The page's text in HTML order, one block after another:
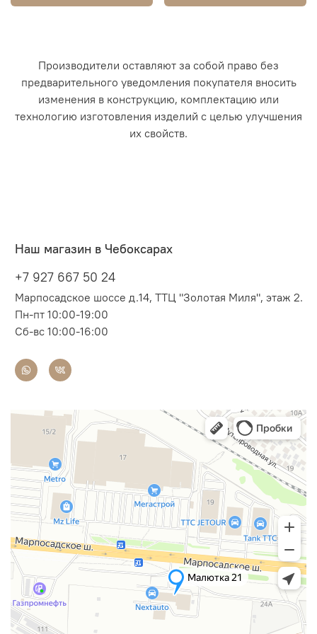
Производители оставляют за собой право без
предварительного уведомления покупателя вносить
изменения в конструкцию, комплектацию или
технологию изготовления изделий с целью улучшения
их свойств.
Наш магазин в Чебоксарах
+7 927 667 50 24
Марпосадское шоссе д.14, ТТЦ "Золотая Миля", этаж 2.
Пн-пт 10:00-19:00
Сб-вс 10:00-16:00